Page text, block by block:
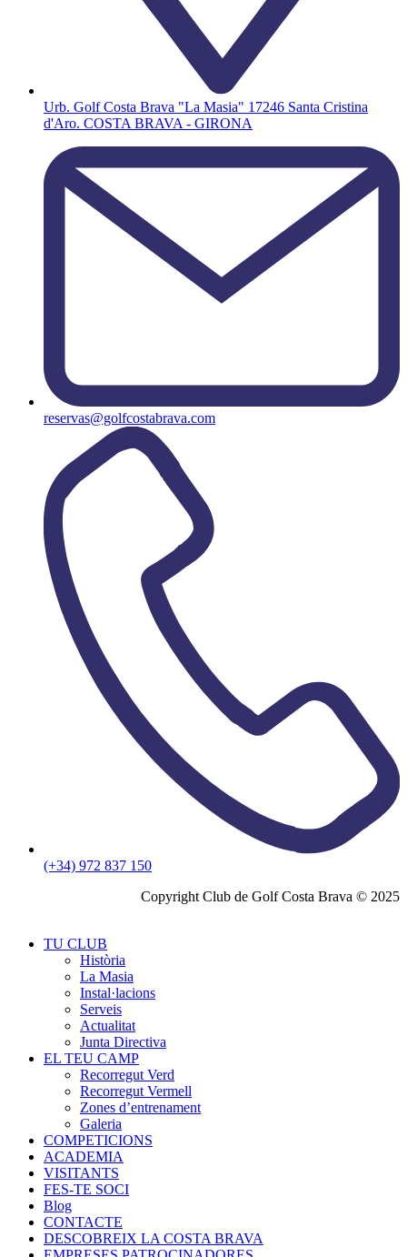
Urb. Golf Costa Brava "La Masia" 17246 Santa Cristina
d'Aro. COSTA BRAVA - GIRONA
reservas@golfcostabrava.com
(+34) 972 837 150
Copyright Club de Golf Costa Brava © 2025
TU CLUB
Història
La Masia
Instal·lacions
Serveis
Actualitat
Junta Directiva
EL TEU CAMP
Recorregut Verd
Recorregut Vermell
Zones d’entrenament
Galeria
COMPETICIONS
ACADEMIA
VISITANTS
FES-TE SOCI
Blog
CONTACTE
DESCOBREIX LA COSTA BRAVA